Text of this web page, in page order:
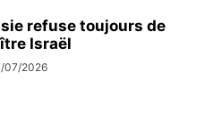
refuse toujours de
Israël
07/2026